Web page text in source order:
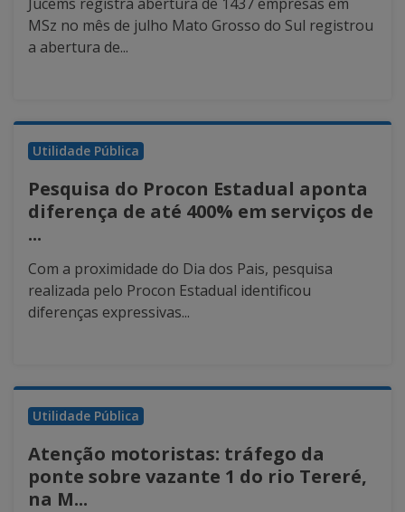
MSz no mês de julho Mato Grosso do Sul registrou
a abertura de...
Utilidade Pública
Pesquisa do Procon Estadual aponta
diferença de até 400% em serviços de
...
Com a proximidade do Dia dos Pais, pesquisa
realizada pelo Procon Estadual identificou
diferenças expressivas...
Utilidade Pública
Atenção motoristas: tráfego da
ponte sobre vazante 1 do rio Tereré,
na M...